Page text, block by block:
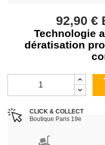
92,90 €
Technologie
dératisation
CLICK & COLLECT
Boutique Paris 19e